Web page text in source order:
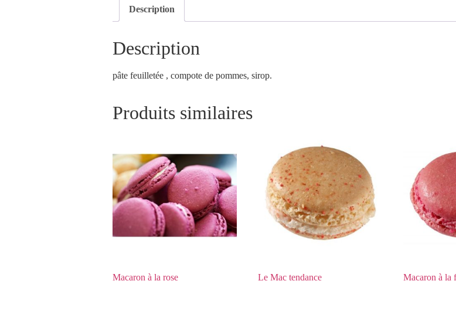
Description
Description
pâte feuilletée , compote de pommes, sirop.
Produits similaires
Macaron à la rose Le Mac tendance Macaron à la